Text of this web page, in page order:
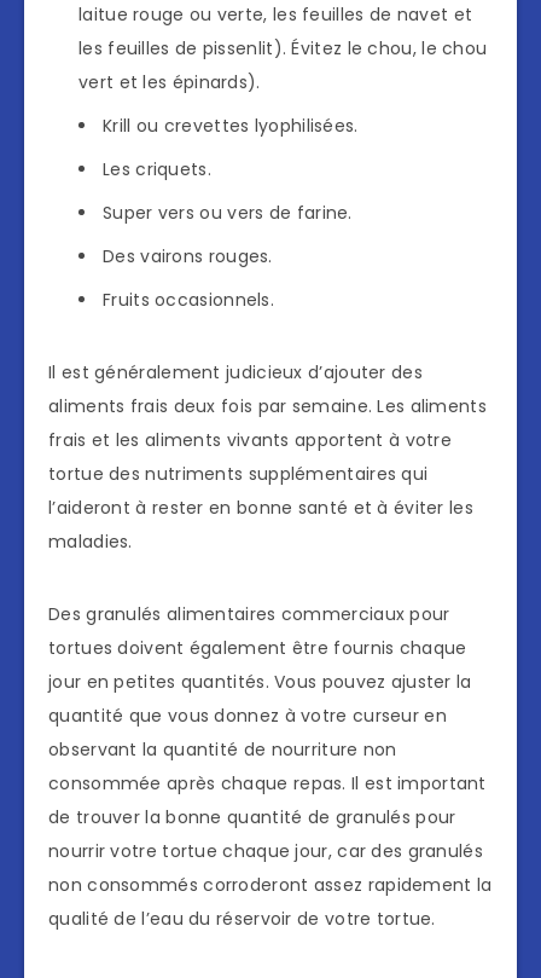
laitue rouge ou verte, les feuilles de navet et
les feuilles de pissenlit). Évitez le chou, le chou
vert et les épinards).
Krill ou crevettes lyophilisées.
Les criquets.
Super vers ou vers de farine.
Des vairons rouges.
Fruits occasionnels.
Il est généralement judicieux d’ajouter des
aliments frais deux fois par semaine. Les aliments
frais et les aliments vivants apportent à votre
tortue des nutriments supplémentaires qui
l’aideront à rester en bonne santé et à éviter les
maladies.
Des granulés alimentaires commerciaux pour
tortues doivent également être fournis chaque
jour en petites quantités. Vous pouvez ajuster la
quantité que vous donnez à votre curseur en
observant la quantité de nourriture non
consommée après chaque repas. Il est important
de trouver la bonne quantité de granulés pour
nourrir votre tortue chaque jour, car des granulés
non consommés corroderont assez rapidement la
qualité de l’eau du réservoir de votre tortue.